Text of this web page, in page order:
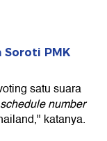
Soroti PMK
satu suara
schedule number
katanya.